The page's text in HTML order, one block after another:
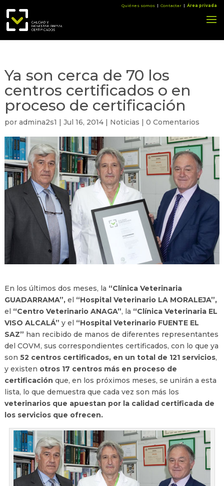
Quiénes somos | Contactar | Área privada
Ya son cerca de 70 los
centros certificados o en
proceso de certificación
por admina2s1 | Jul 16, 2014| Noticias | 0 Comentarios
En los últimos dos meses, la “Clínica Veterinaria
GUADARRAMA”,el “Hospital Veterinario LA MORALEJA”,
el “Centro Veterinario ANAGA”, la “Clínica Veterinaria EL
VISO ALCALÁ” y el “Hospital Veterinario FUENTE EL
SAZ” han recibido de manos de diferentes representantes
del COVM, sus correspondientes certificados, con lo que ya
son 52 centros certificados, en un total de 121 servicios,
y existen otros 17 centros más en proceso de
certificación que, en los próximos meses, se unirán a esta
lista, lo que demuestra que cada vez son más los
veterinarios que apuestan por la calidad certificada de
los servicios que ofrecen.